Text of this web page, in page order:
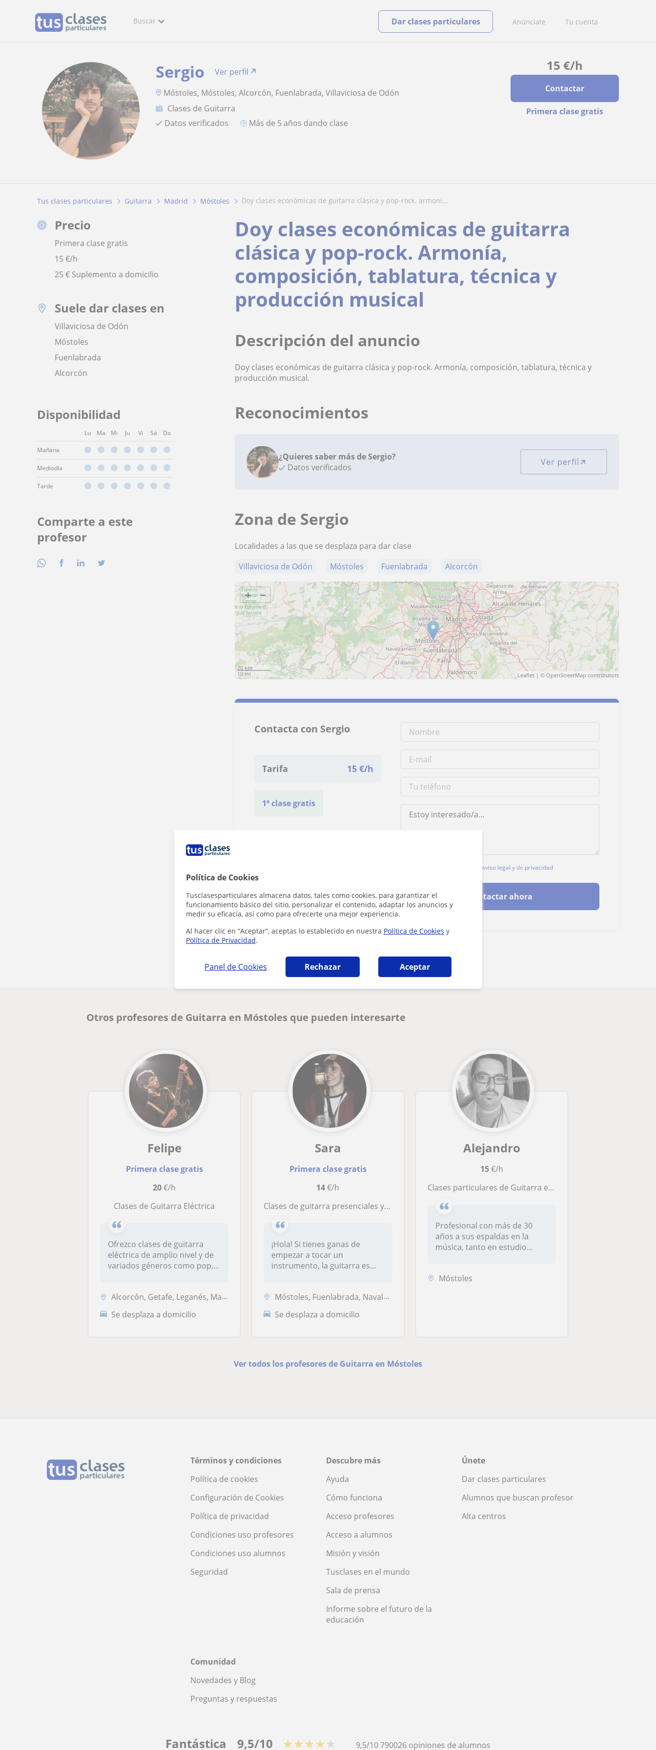
Política de Cookies
Tusclasesparticulares almacena datos, tales como cookies, para garantizar el
funcionamiento básico del sitio, personalizar el contenido, adaptar los anuncios y
medir su eficacia, así como para ofrecerte una mejor experiencia.
Al hacer clic en “Aceptar”, aceptas lo establecido en nuestra Política de Cookies y
Política de Privacidad.
Panel de Cookies Rechazar Aceptar
Buscar Anúnciate Tu cuenta
Dar clases particulares
15 €/h
Contactar
Primera clase gratis
Sergio
Ver perfil
Móstoles, Móstoles, Alcorcón, Fuenlabrada, Villaviciosa de Odón
Clases de Guitarra
Datos verificados
más de 5 años dando clase
Tus clases particulares Guitarra Madrid Móstoles doy clases económicas de guitarra clásica y pop-rock. armoní...
Precio
Primera clase gratis
15€/h
25 € Suplemento a domicilio
Suele dar clases en
Villaviciosa de Odón
Móstoles
Fuenlabrada
Alcorcón
Disponibilidad
Lu Ma Mi Ju Vi Sá Do
Mañana
Mediodía
Tarde
Comparte a este
profesor
Doy clases económicas de guitarra
clásica y pop-rock. Armonía,
composición, tablatura, técnica y
producción musical
Descripción del anuncio
Doy clases económicas de guitarra clásica y pop-rock. Armonía, composición, tablatura, técnica y
producción musical.
Reconocimientos
¿Quieres saber más de Sergio?
Datos verificados
Ver perfil
Zona de Sergio
Localidades a las que se desplaza para dar clase
Villaviciosa de Odón
Móstoles Fuenlabrada Alcorcón
+ −
20 km
10 mi
Leaflet| © OpenStreetMap contributors
Contacta con Sergio
Tarifa 15 €/h
1ª clase gratis
aviso legal y de privacidad
Contactar ahora
¿Hay algún error en este perfil?
Otros profesores de Guitarra en Móstoles que pueden interesarte
Felipe
Primera clase gratis
20€/h
Clases de Guitarra Eléctrica
Ofrezco clases de guitarra
eléctrica de amplio nivel y de
variados géneros como pop,...
Alcorcón, Getafe, Leganés, Madrid Capital, Móstoles
Se desplaza a domicilio
Sara
Primera clase gratis
14€/h
Clases de guitarra presenciales y online
¡Hola! Si tienes ganas de
empezar a tocar un
instrumento, la guitarra es
Móstoles, Fuenlabrada, Navalcarnero, Alcorcón, Leganés
Se desplaza a domicilio
Alejandro
15€/h
Clases particulares de Guitarra eléctrica, acústica, española y bajo
Profesional con más de 30
años a sus espaldas en la
música, tanto en estudio
Móstoles
Ver todos los profesores de Guitarra en Móstoles
Términos y condiciones
Política de cookies
Configuración de Cookies
Política de privacidad
Condiciones uso profesores
Condiciones uso alumnos
Seguridad
Descubre más
Ayuda
Cómo funciona
Acceso profesores
Acceso a alumnos
Misión y visión
Tusclases en el mundo
Sala de prensa
Informe sobre el futuro de la
educación
Únete
Dar clases particulares
Alumnos que buscan profesor
Alta centros
Comunidad
Novedades y Blog
Preguntas y respuestas
Fantástica 9,5/10 ★★★★★ 9,5/10790026 opiniones de alumnos